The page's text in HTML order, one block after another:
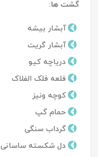
گشت ها:
آبشار بیشه
آبشار گریت
دریاچه کیو
فلعه فلک الفلاک
کوچه ونیز
حمام گپ
گرداب سنگی
دل شکسته ساسانی